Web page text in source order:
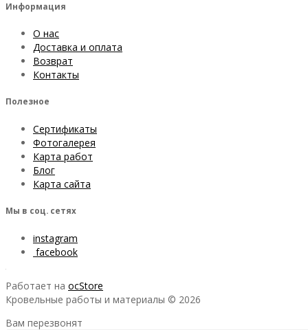
Информация
О нас
Доставка и оплата
Возврат
Контакты
Полезное
Сертификаты
Фотогалерея
Карта работ
Блог
Карта сайта
Мы в соц. сетях
instagram
facebook
Работает на ocStore
Кровельные работы и материалы © 2026
Вам перезвонят